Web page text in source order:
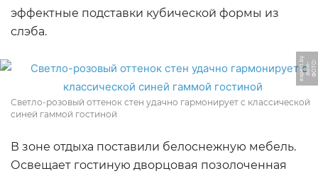
эффектные подставки кубической формы из
слэба.
Ф
О
Т
О:
d
o
m
-
e
x
p
e
r
t.b
y
Светло-розовый оттенок стен удачно гармонирует с классической
синей гаммой гостиной
В зоне отдыха поставили белоснежную мебель.
Освещает гостиную дворцовая позолоченная